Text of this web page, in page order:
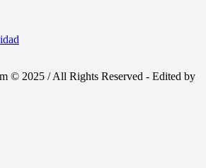
© 2025 / All Rights Reserved - Edited by